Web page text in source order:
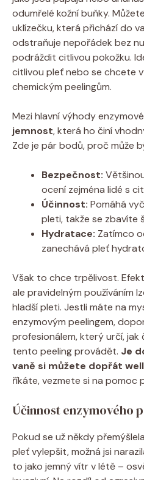
odumřelé kožní buňky.
uklízečku, která přichází do
odstraňuje nepořádek bez
podráždit citlivou pokožku.
citlivou pleť nebo se chcete
chemickým peelingům.
Mezi hlavní výhody
jemnost, která ho činí
Zde je pár bodů, proč může
Bezpečnost:
ocení zejména lidé s
Účinnost: Pomáhá
pleti, takže se zbavíte
Hydratace: Zatímco
zanechává pleť
Však to chce trpělivost.
ale pravidelným používáním
hladší pleti. Jestli máte na
enzymovým peelingem,
profesionálem, který určí,
tento peeling provádět. Je
vaně si můžete dopřát
říkáte, vezmete si na pomoc
Účinnost enzymového
Pokud se už někdy
pleť vylepšit, možná jsi
to jako jemný vítr v létě –